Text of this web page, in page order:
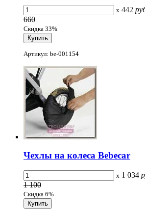
x 442
660
Скидка 33%
Артикул: be-001154
Чехлы на колеса Bebecar
x 1 034
1 100
Скидка 6%